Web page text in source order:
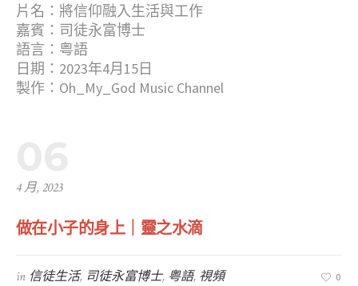
片名：將信仰融入生活與工作
嘉賓：司徒永富博士
語言：粤語
日期：2023年4月15日
製作：Oh_My_God Music Channel
4 月, 2023
做在小子的身上｜靈之水滴
in 信徒生活, 司徒永富博士, 粤語, 視頻 0